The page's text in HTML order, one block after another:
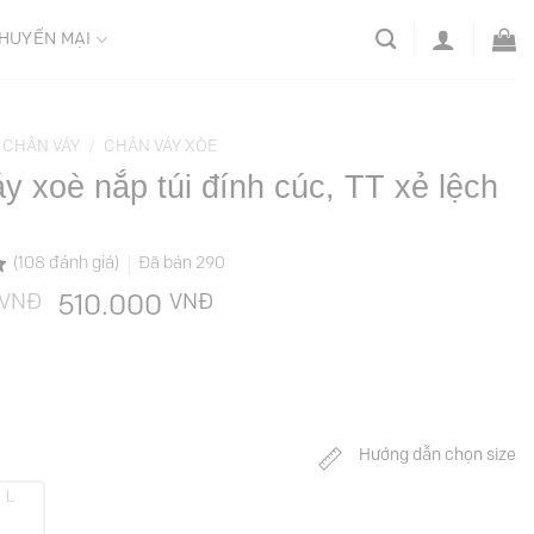
MẠI
CHÂN VÁY CHÂN VÁY XÒE
xoè nắp túi đính cúc, TT xẻ lệch
(108 đánh giá) Đã bán 290
VNĐ
Giá
510.000 VNĐ
Hướng dẫn chọn size
L